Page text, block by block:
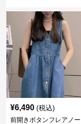
¥6,490 (税込)
前開きボタンフレアノ